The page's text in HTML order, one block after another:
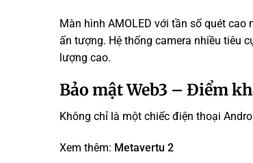
Màn hình AMOLED với tần số quét
ấn tượng. Hệ thống camera nhiều tiêu
lượng cao.
Bảo mật Web3 – Điểm
Không chỉ là một chiếc điện thoại
Xem thêm: Metavertu 2